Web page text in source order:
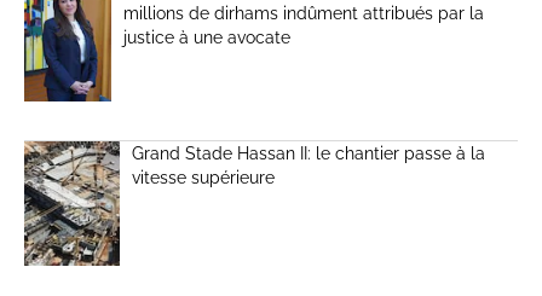
millions de dirhams indûment attribués par la
justice à une avocate
Grand Stade Hassan II: le chantier passe à la
vitesse supérieure